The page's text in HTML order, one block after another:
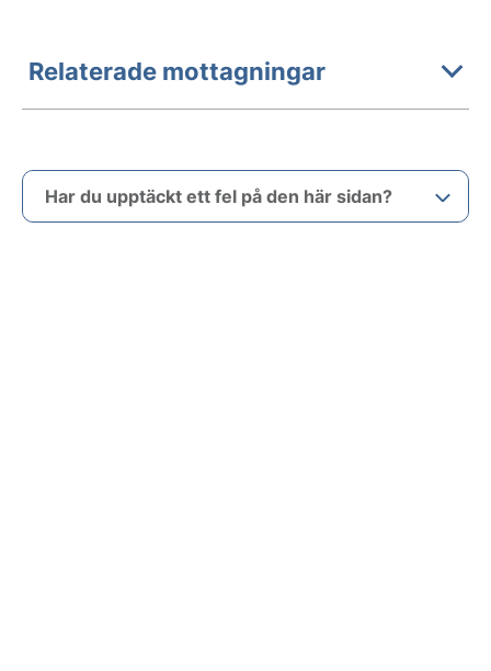
Relaterade mottagningar
Har du upptäckt ett fel på den här sidan?